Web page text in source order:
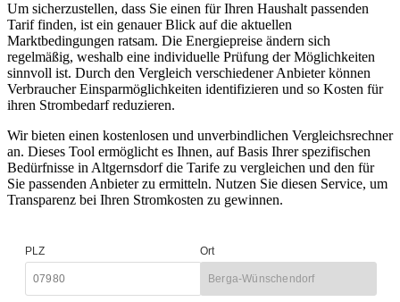
Um sicherzustellen, dass Sie einen für Ihren Haushalt passenden
Tarif finden, ist ein genauer Blick auf die aktuellen
Marktbedingungen ratsam. Die Energiepreise ändern sich
regelmäßig, weshalb eine individuelle Prüfung der Möglichkeiten
sinnvoll ist. Durch den Vergleich verschiedener Anbieter können
Verbraucher Einsparmöglichkeiten identifizieren und so Kosten für
ihren Strombedarf reduzieren.
Wir bieten einen kostenlosen und unverbindlichen Vergleichsrechner
an. Dieses Tool ermöglicht es Ihnen, auf Basis Ihrer spezifischen
Bedürfnisse in Altgernsdorf die Tarife zu vergleichen und den für
Sie passenden Anbieter zu ermitteln. Nutzen Sie diesen Service, um
Transparenz bei Ihren Stromkosten zu gewinnen.